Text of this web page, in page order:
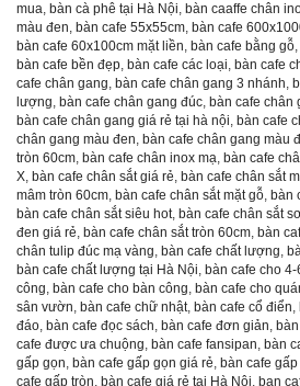
mua, bàn cà phê tại Hà Nội, bàn caaffe chân
màu đen, bàn cafe 55x55cm, bàn cafe
bàn cafe 60x100cm mặt liền, bàn cafe bằng gỗ,
bàn cafe bền đẹp, bàn cafe các loại, bàn cafe
cafe chân gang, bàn cafe chân gang 3 nhánh,
lượng, bàn cafe chân gang đúc, bàn cafe chân
bàn cafe chân gang giá rẻ tại hà nội, bàn cafe
chân gang màu đen, bàn cafe chân gang màu
tròn 60cm, bàn cafe chân inox mạ, bàn cafe
X, bàn cafe chân sắt giá rẻ, bàn cafe chân sắt
mâm tròn 60cm, bàn cafe chân sắt mặt gỗ, bàn
bàn cafe chân sắt siêu hot, bàn cafe chân sắt
đen giá rẻ, bàn cafe chân sắt tròn 60cm, bàn
chân tulip đúc mạ vàng, bàn cafe chất lượng,
bàn cafe chất lượng tại Hà Nội, bàn cafe cho
công, bàn cafe cho bàn công, bàn cafe cho
sân vườn, bàn cafe chữ nhật, bàn cafe cổ điển,
đáo, bàn cafe đọc sách, bàn cafe đơn giản,
cafe được ưa chuộng, bàn cafe fansipan, bàn
gấp gọn, bàn cafe gấp gọn giá rẻ, bàn cafe
cafe gấp tròn, bàn cafe giá rẻ tại Hà Nội, ban